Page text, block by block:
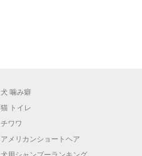
犬 噛み癖
猫 トイレ
チワワ
アメリカンショートヘア
犬用シャンプーランキング